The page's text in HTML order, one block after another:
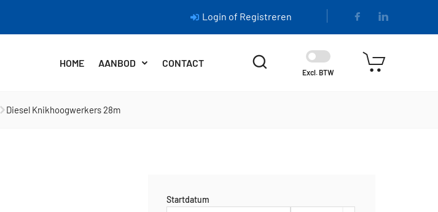
Login of Registreren
HOME AANBOD CONTACT
Excl. BTW
Diesel Knikhoogwerkers 28m
Startdatum